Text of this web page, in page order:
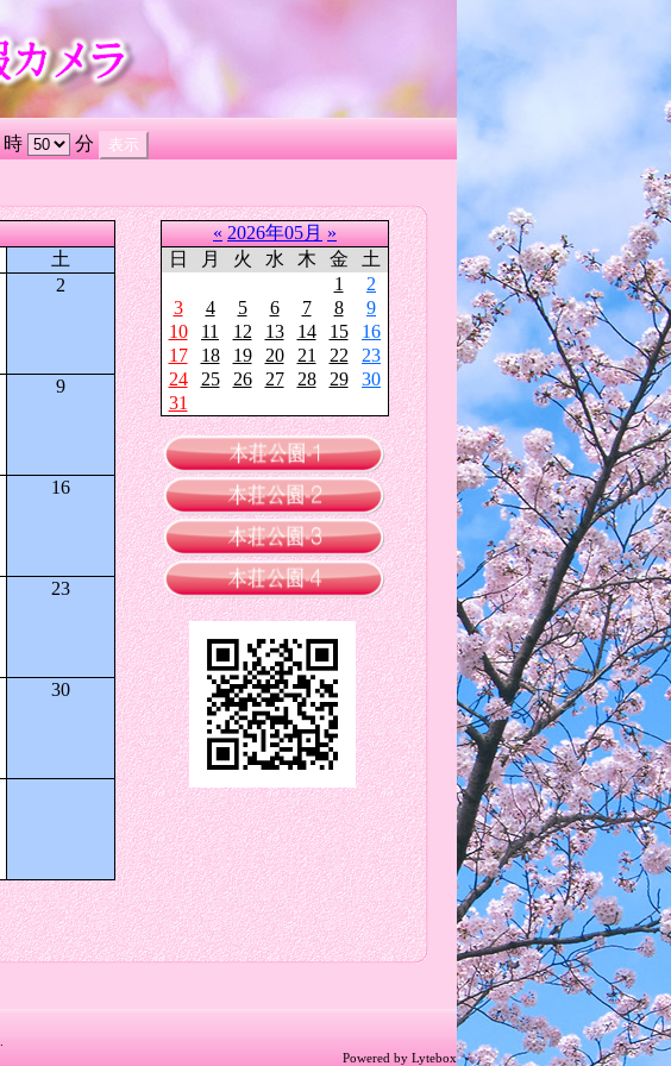
時 分
土
2
9
16
23
30
« 2026年05月 »
日
月 火 水 木 金
土
1
2
3
4 5 6 7 8
9
10
11 12 13 14 15
16
17
18 19 20 21 22
23
24
25 26 27 28 29
30
31
Powered by Lytebox